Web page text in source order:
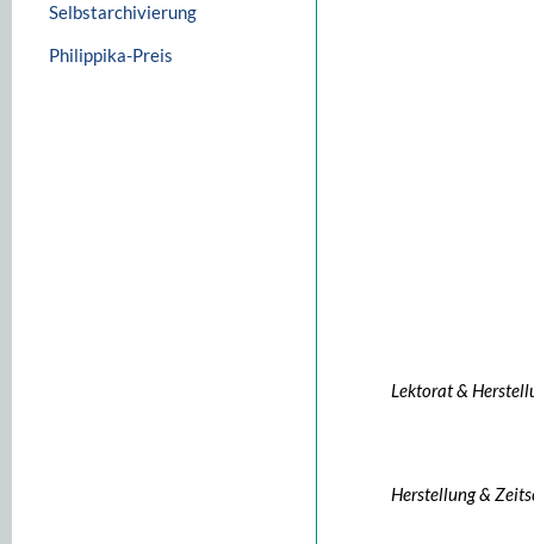
Selbstarchivierung
Philippika-Preis
Lektorat &
Herstellung &